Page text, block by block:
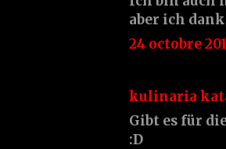
aber ich
24 octobre
kulinaria
Gibt es für
:D